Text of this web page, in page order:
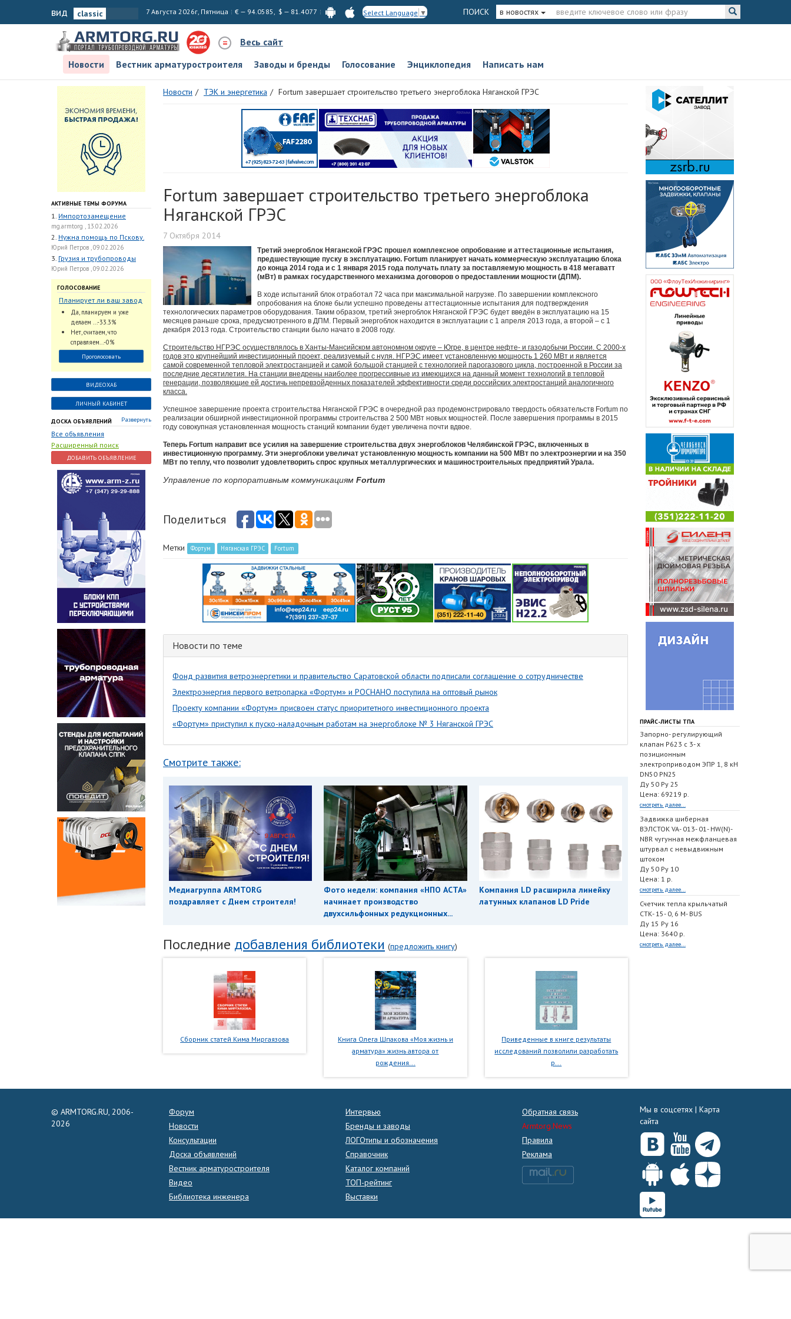
вид 7 Августа 2026г, Пятница € — 94.0585, $ — 81.4077 Select Language ▼ ПОИСК в новостях
Весь сайт
Новости
Вестник арматуростроителя Заводы и бренды Голосование Энциклопедия Написать нам
АКТИВНЫЕ ТЕМЫ ФОРУМА
1. Импортозамещение
mg.armtorg , 13.02.2026
2. Нужна помощь по Пскову.
Юрий Петров , 09.02.2026
3. Грузия и трубопроводы
Юрий Петров , 09.02.2026
ГОЛОСОВАНИЕ
Планирует ли ваш завод
использовать
промышленный
интеллект и цифровые
заказы для ускорения
обработки заказов и
оперативной отгрузки
продукции конечному
потребителю?
Да, планируем и уже
делаем ...-33.3%
Нет, считаем, что
справляем...-0%
Проголосовать
ВИДЕОХАБ
ЛИЧНЫЙ КАБИНЕТ
ДОСКА ОБЪЯВЛЕНИЙ Развернуть
Все объявления
Расширенный поиск
ДОБАВИТЬ ОБЪЯВЛЕНИЕ
Новости ТЭК и энергетика Fortum завершает строительство третьего энергоблока Няганской ГРЭС
Fortum завершает строительство третьего энергоблока
Няганской ГРЭС
7 Октября 2014
Третий энергоблок Няганской ГРЭС прошел комплексное опробование и аттестационные испытания,
предшествующие пуску в эксплуатацию. Fortum планирует начать коммерческую эксплуатацию блока
до конца 2014 года и с 1 января 2015 года получать плату за поставляемую мощность в 418 мегаватт
(мВт) в рамках государственного механизма договоров о предоставлении мощности (ДПМ).
В ходе испытаний блок отработал 72 часа при максимальной нагрузке. По завершении комплексного
опробования на блоке были успешно проведены аттестационные испытания для подтверждения
технологических параметров оборудования. Таким образом, третий энергоблок Няганской ГРЭС будет введён в эксплуатацию на 15
месяцев раньше срока, предусмотренного в ДПМ. Первый энергоблок находится в эксплуатации с 1 апреля 2013 года, а второй – с 1
декабря 2013 года. Строительство станции было начато в 2008 году.
Строительство НГРЭС осуществлялось в Ханты-Мансийском автономном округе – Югре, в центре нефте- и газодобычи России. С 2000-х
годов это крупнейший инвестиционный проект, реализуемый с нуля. НГРЭС имеет установленную мощность 1 260 МВт и является
самой современной тепловой электростанцией и самой большой станцией с технологией парогазового цикла, построенной в России за
последние десятилетия. На станции внедрены наиболее прогрессивные из имеющихся на данный момент технологий в тепловой
генерации, позволяющие ей достичь непревзойденных показателей эффективности среди российских электростанций аналогичного
класса.
Успешное завершение проекта строительства Няганской ГРЭС в очередной раз продемонстрировало твердость обязательств Fortum по
реализации обширной инвестиционной программы строительства 2 500 МВт новых мощностей. После завершения программы в 2015
году совокупная установленная мощность станций компании будет увеличена почти вдвое.
Теперь Fortum направит все усилия на завершение строительства двух энергоблоков Челябинской ГРЭС, включенных в
инвестиционную программу. Эти энергоблоки увеличат установленную мощность компании на 500 МВт по электроэнергии и на 350
МВт по теплу, что позволит удовлетворить спрос крупных металлургических и машиностроительных предприятий Урала.
Управление по корпоративным коммуникациям Fortum
Поделиться
Метки Фортум Няганская ГРЭС Fortum
Новости по теме
Фонд развития ветроэнергетики и правительство Саратовской области подписали соглашение о сотрудничестве
Электроэнергия первого ветропарка «Фортум» и РОСНАНО поступила на оптовый рынок
Проекту компании «Фортум» присвоен статус приоритетного инвестиционного проекта
«Фортум» приступил к пуско-наладочным работам на энергоблоке № 3 Няганской ГРЭС
Смотрите также:
Медиагруппа ARMTORG
поздравляет с Днем строителя!
Фото недели: компания «НПО АСТА»
начинает производство
двухсильфонных редукционных...
Компания LD расширила линейку
латунных клапанов LD Pride
Последние добавления библиотеки (предложить книгу)
Сборник статей Кима Миргаязова
Книга Олега Шпакова «Моя жизнь и
арматура» жизнь автора от
рождения...
Приведенные в книге результаты
исследований позволили разработать
р...
ПРАЙС-ЛИСТЫ ТПА
Запорно- регулирующий
клапан Р623 с 3- х
позиционным
электроприводом ЭПР 1, 8 кН
DN50 PN25
Ду 50 Ру 25
Цена: 69219 р.
смотреть далее...
Задвижка шиберная
ВЭЛСТОК VA- 013- 01- HW(N)-
NBR чугунная межфланцевая
штурвал с невыдвижным
штоком
Ду 50 Ру 10
Цена: 1 р.
смотреть далее...
Счетчик тепла крыльчатый
СТК- 15- 0, 6 M- BUS
Ду 15 Ру 16
Цена: 3640 р.
смотреть далее...
© ARMTORG.RU, 2006-
2026
Форум
Новости
Консультации
Доска объявлений
Вестник арматуростроителя
Видео
Библиотека инженера
Интервью
Бренды и заводы
ЛОГОтипы и обозначения
Справочник
Каталог компаний
ТОП-рейтинг
Выставки
Обратная связь
Armtorg.News
Правила
Реклама
Мы в соцсетях | Карта
сайта